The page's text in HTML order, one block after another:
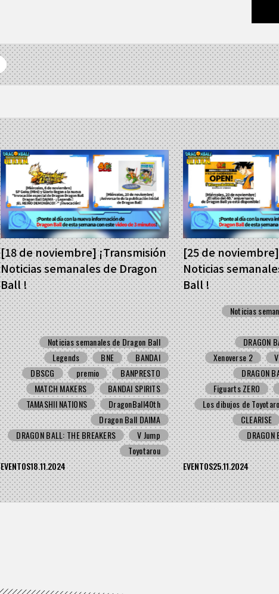
[18 de noviembre] ¡Transmisión
Noticias semanales de Dragon
Ball !
Noticias semanales de Dragon Ball
Legends
BNE
BANDAI
DBSCG
premio
BANPRESTO
MATCH MAKERS
BANDAI SPIRITS
TAMASHII NATIONS
DragonBall40th
Dragon Ball DAIMA
DRAGON BALL: THE BREAKERS
V Jump
Toyotarou
EVENTOS18.11.2024
[25 de
Noticias
Ball !
Noticias
DRAGON
Xenoverse 2
DRAGON
Figuarts ZERO
Los dibujos de
CLEARISE
DRAGON
EVENTOS25.11.2024